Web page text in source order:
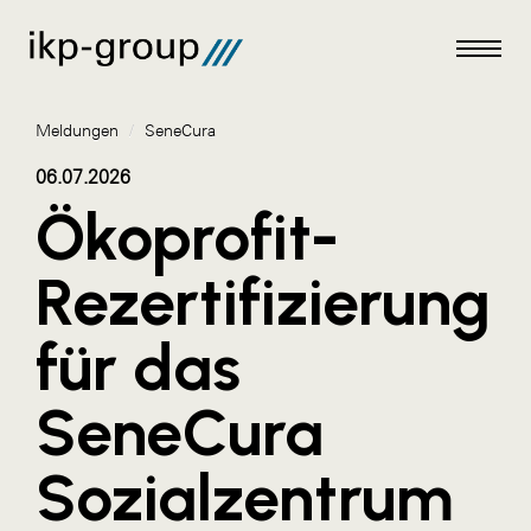
Meldungen
AKTUELLES
ACO
ALEX Krems
Amazon Web Services
Artweger
AustroCel Hallein
Meldungen / SeneCura
06.07.2026
Ökoprofit-
Rezertifizierung
für das
SeneCura
Sozialzentrum